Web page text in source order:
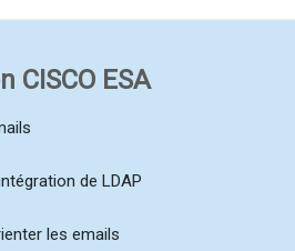
ESA
de LDAP
les emails